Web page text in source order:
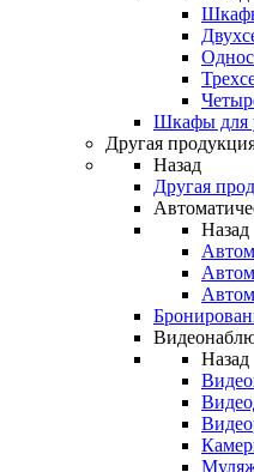
Шкафы для
Другая
Назад
Другая
Назад
Назад